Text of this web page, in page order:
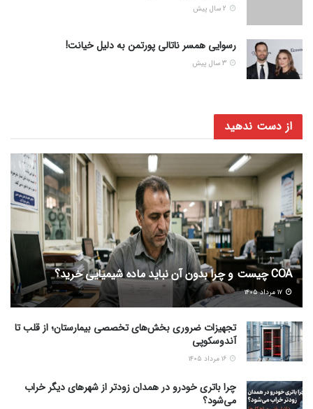
رسوایی همسر ناتالی پورتمن به دلیل خیانت!
از دست ندهید
COA چیست و چرا بدون آن نباید ماده شیمیایی خرید؟
تجهیزات ضروری بخش‌های تخصصی بیمارستان؛ از قلب تا
آندوسکوپی
چرا باتری خودرو در همدان زودتر از شهرهای دیگر خراب
می‌شود؟